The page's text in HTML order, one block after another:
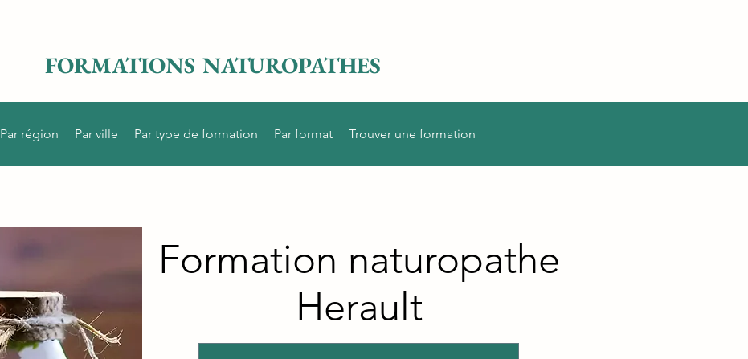
FORMATIONS NATUROPATHES
Par région Par ville Par type de formation Par format Trouver une formation
Formation naturopathe
Herault